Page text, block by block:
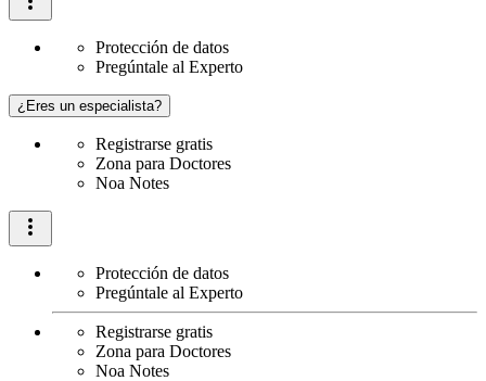
Protección de datos
Pregúntale al Experto
¿Eres un especialista?
Registrarse gratis
Zona para Doctores
Noa Notes
Protección de datos
Pregúntale al Experto
Registrarse gratis
Zona para Doctores
Noa Notes